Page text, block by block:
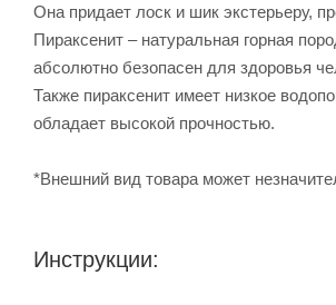
Она придает лоск и шик экстерьеру,
Пираксенит – натуральная горная
абсолютно безопасен для здоровья
Также пираксенит имеет низкое
обладает высокой прочностью.
*Внешний вид товара может
Инструкции: